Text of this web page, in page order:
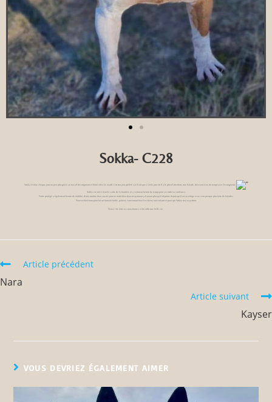
Sokka- C228
Sokka évolue chaque jour un peu plus grâce au travail des soigneurs et bénévoles. Le mardi c’est son jour préféré car il sait que c’est le jour où il a le plus d’attention, une balade, des exercices, du temps avec les soigneurs.
Sokka est arrivé dans le cadre de la fourrière et a vraiment besoin de temps pour accorder sa confiance.
Notre protégé a également besoin de stabilité, d’une routine bien ancrée pour se sentir bien dans ses patounes, d’autant plus qu’il déprime depuis qu’il est au refuge et ne veut presque plus faire de balades.
Nous recherchons pour lui un humain fiable, patient, connaissant bien les chiens, sans enfants et pour qui Sokka sera sa passion.
Venez vite faire sa connaissance et lui offrir une belle vie.
Article précédent
Nara
Article suivant
Kayser
VOUS DEVRIEZ ÉGALEMENT AIMER